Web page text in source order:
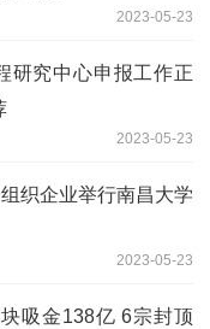
2023-05-23
研究中心申报工作正
2023-05-23
织企业举行南昌大学
2023-05-23
吸金138亿 6宗封顶